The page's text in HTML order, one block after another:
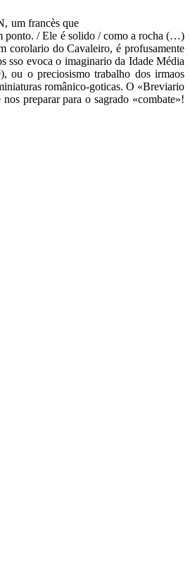
um francès que
ponto. / Ele é solido / como a rocha (…)
corolario do Cavaleiro, é profusamente
sso evoca o imaginario da Idade Média
ou o preciosismo trabalho dos irmaos
românico-goticas. O «Breviario
preparar para o sagrado «combate»!